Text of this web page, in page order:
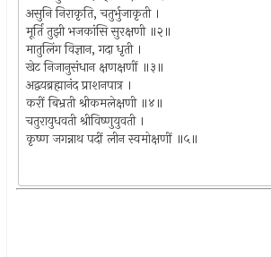
असुनि निराकृति, चतुर्भुजाकृती ।
मूर्ति तुझी भजकांसि सुरक्षणी ॥२॥
मातुलिंग विज्ञान, गदा धृती ।
खेट निजानुसंधान क्षणक्षणीं ॥३॥
अद्वयब्रह्मानंद प्राशनपात्र ।
करीं बिभ्रती श्रीकमलेक्षणी ॥४॥
चतुरायुधवती श्रीविष्णुयुवती ।
कृष्ण जगन्नाथ पदीं लीन स्वमोक्षणीं ॥५॥